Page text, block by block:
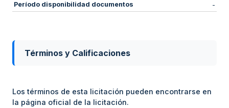
Período disponibilidad documentos -
Términos y Calificaciones
Los términos de esta licitación pueden encontrarse en
la página oficial de la licitación.